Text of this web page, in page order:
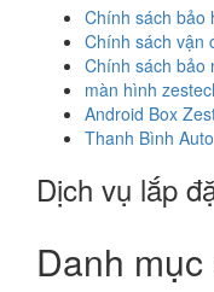
Chính sách bảo
Chính sách vận
Chính sách bảo
màn hình
Android Box
Thanh Bình Auto
Dịch vụ lắp
Danh